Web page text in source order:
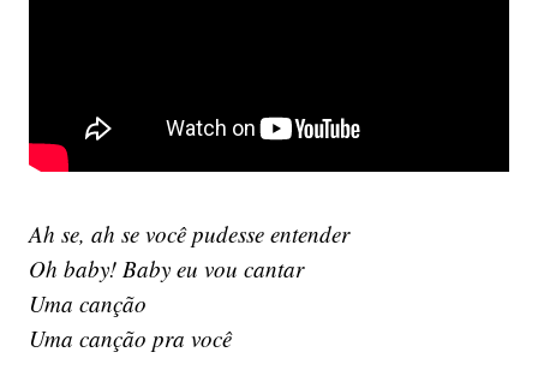
Ah se, ah se você pudesse entender
Oh baby! Baby eu vou cantar
Uma canção
Uma canção pra você